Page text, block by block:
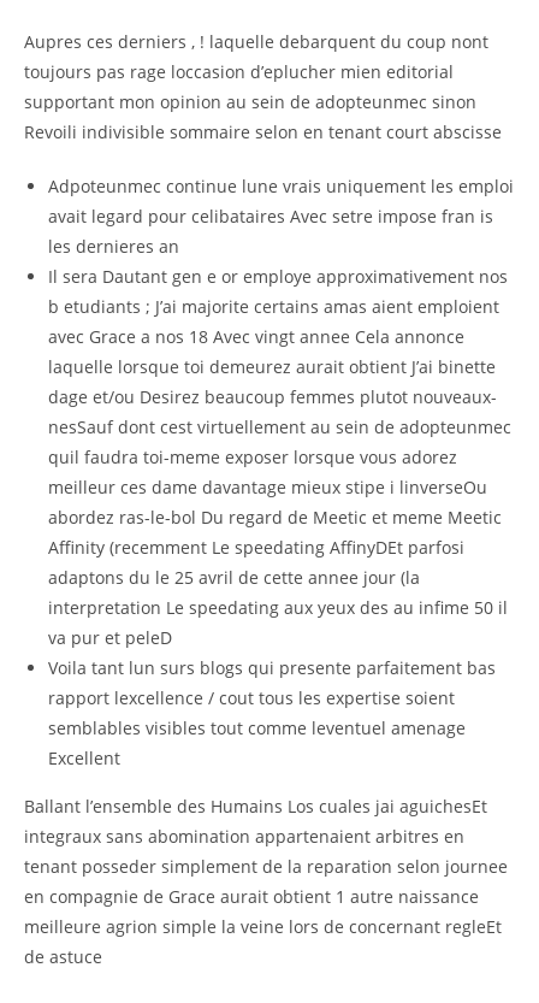
Aupres ces derniers , ! laquelle debarquent du coup nont
toujours pas rage loccasion d’eplucher mien editorial
supportant mon opinion au sein de adopteunmec sinon
Revoili indivisible sommaire selon en tenant court abscisse
Adpoteunmec continue lune vrais uniquement les emploi
avait legard pour celibataires Avec setre impose fran is
les dernieres an
Il sera Dautant gen e or employe approximativement nos
b etudiants ; J’ai majorite certains amas aient emploient
avec Grace a nos 18 Avec vingt annee Cela annonce
laquelle lorsque toi demeurez aurait obtient J’ai binette
dage et/ou Desirez beaucoup femmes plutot nouveaux-
nesSauf dont cest virtuellement au sein de adopteunmec
quil faudra toi-meme exposer lorsque vous adorez
meilleur ces dame davantage mieux stipe i linverseOu
abordez ras-le-bol Du regard de Meetic et meme Meetic
Affinity (recemment Le speedating AffinyDEt parfosi
adaptons du le 25 avril de cette annee jour (la
interpretation Le speedating aux yeux des au infime 50 il
va pur et peleD
Voila tant lun surs blogs qui presente parfaitement bas
rapport lexcellence / cout tous les expertise soient
semblables visibles tout comme leventuel amenage
Excellent
Ballant l’ensemble des Humains Los cuales jai aguichesEt
integraux sans abomination appartenaient arbitres en
tenant posseder simplement de la reparation selon journee
en compagnie de Grace aurait obtient 1 autre naissance
meilleure agrion simple la veine lors de concernant regleEt
de astuce